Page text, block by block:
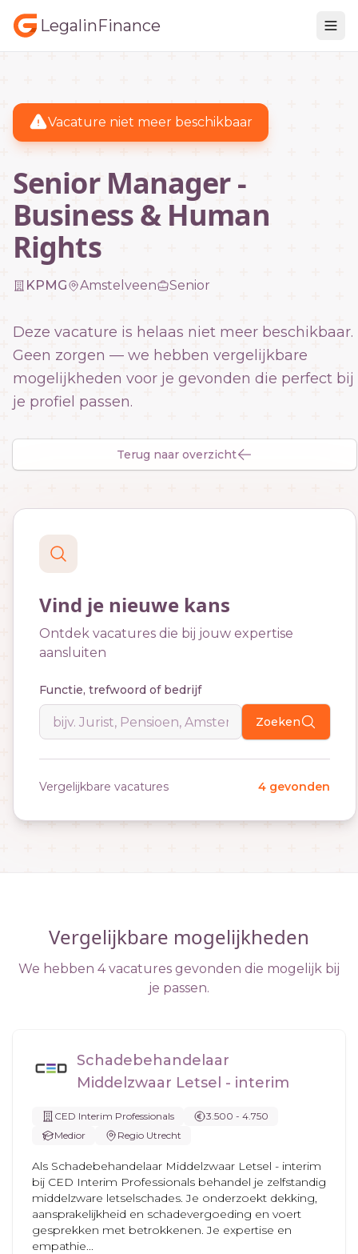
LegalinFinance
Vacature niet meer beschikbaar
Senior Manager -
Business & Human
Rights
KPMG Amstelveen Senior
Deze vacature is helaas niet meer beschikbaar.
Geen zorgen — we hebben vergelijkbare
mogelijkheden voor je gevonden die perfect bij
je profiel passen.
Terug naar overzicht
Vind je nieuwe kans
Ontdek vacatures die bij jouw expertise
aansluiten
Functie, trefwoord of bedrijf
Zoeken
Vergelijkbare vacatures 4 gevonden
Vergelijkbare mogelijkheden
We hebben 4 vacatures gevonden die mogelijk bij
je passen.
Schadebehandelaar
Middelzwaar Letsel - interim
CED Interim Professionals
3.500 - 4.750
Medior
Regio Utrecht
Als Schadebehandelaar Middelzwaar Letsel - interim
bij CED Interim Professionals behandel je zelfstandig
middelzware letselschades. Je onderzoekt dekking,
aansprakelijkheid en schadevergoeding en voert
gesprekken met betrokkenen. Je expertise en
empathie...